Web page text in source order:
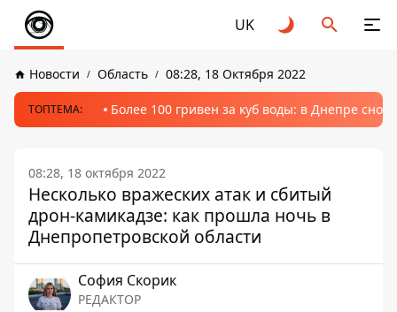
UK
Новости Область 08:28, 18 Октября 2022
ТОПТЕМА: Более 100 гривен за куб воды: в Днепре
08:28, 18 октября 2022
Несколько вражеских атак и сбитый
дрон-камикадзе: как прошла ночь в
Днепропетровской области
София Скорик
РЕДАКТОР